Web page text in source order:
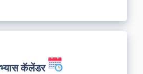
कॅलेंडर